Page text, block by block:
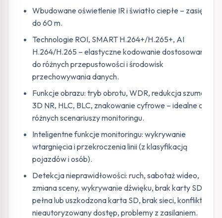
Wbudowane oświetlenie IR i światło ciepłe – zasięg
do 60 m.
Technologie ROI, SMART H.264+/H.265+, AI
H.264/H.265 – elastyczne kodowanie dostosowane
do różnych przepustowości i środowisk
przechowywania danych.
Funkcje obrazu: tryb obrotu, WDR, redukcja szumów
3D NR, HLC, BLC, znakowanie cyfrowe – idealne do
różnych scenariuszy monitoringu.
Inteligentne funkcje monitoringu: wykrywanie
wtargnięcia i przekroczenia linii (z klasyfikacją
pojazdów i osób).
Detekcja nieprawidłowości: ruch, sabotaż wideo,
zmiana sceny, wykrywanie dźwięku, brak karty SD,
pełna lub uszkodzona karta SD, brak sieci, konflikt IP,
nieautoryzowany dostęp, problemy z zasilaniem.